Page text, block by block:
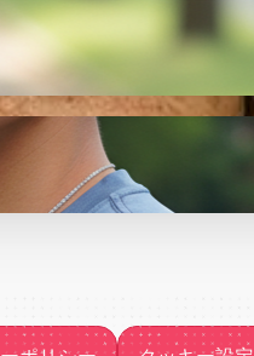
プライバシーポリシー